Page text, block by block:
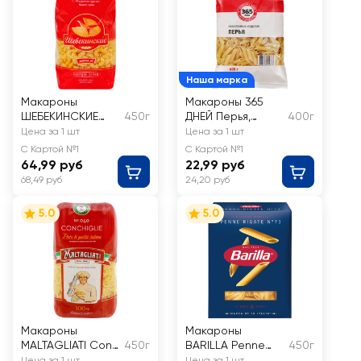
Макароны
ШЕБЕКИНСКИЕ
Рожок полубублик
группа, А высший
сорт
450г
Цена за 1 шт
С Картой №1
64,99 руб
68,49 руб
Наша марка
Макароны 365
ДНЕЙ Перья,
группа В высший
сорт
400г
Цена за 1 шт
С Картой №1
22,99 руб
24,20 руб
5.0
Макароны
MALTAGLIATI Conc 450г
5.0
Макароны
BARILLA Penne
450г